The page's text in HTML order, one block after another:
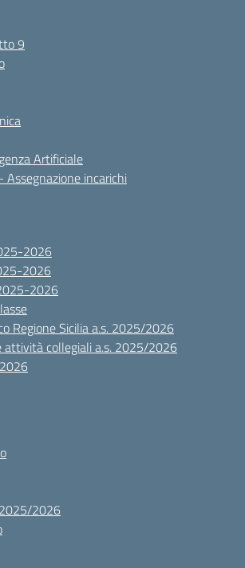
9
Artificiale
Assegnazione incarichi
2026
2026
2026
Regione Sicilia a.s. 2025/2026
attività collegiali a.s. 2025/2026
2026